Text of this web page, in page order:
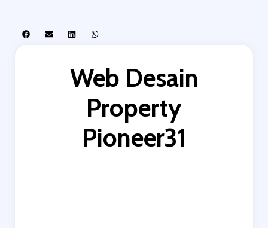
Web Desain
Property
Pioneer31